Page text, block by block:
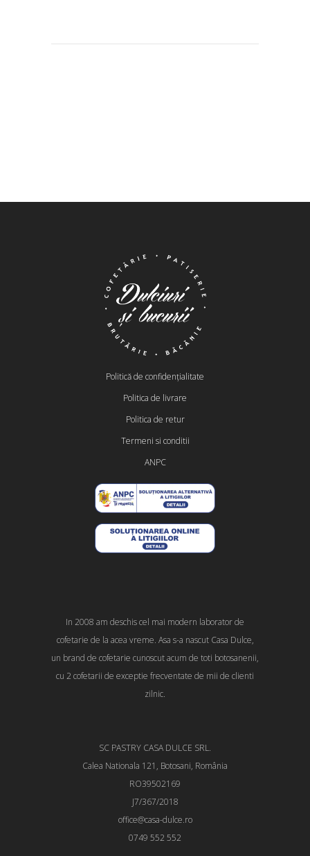
Politică de confidențialitate
Politica de livrare
Politica de retur
Termeni si conditii
ANPC
In 2008 am deschis cel mai modern laborator de
cofetarie de la acea vreme. Asa s-a nascut Casa Dulce,
un brand de cofetarie cunoscut acum de toti botosanenii,
cu 2 cofetarii de exceptie frecventate de mii de clienti
zilnic.
SC PASTRY CASA DULCE SRL.
Calea Nationala 121, Botosani, România
RO39502169
J7/367/2018
office@casa-dulce.ro
0749 552 552